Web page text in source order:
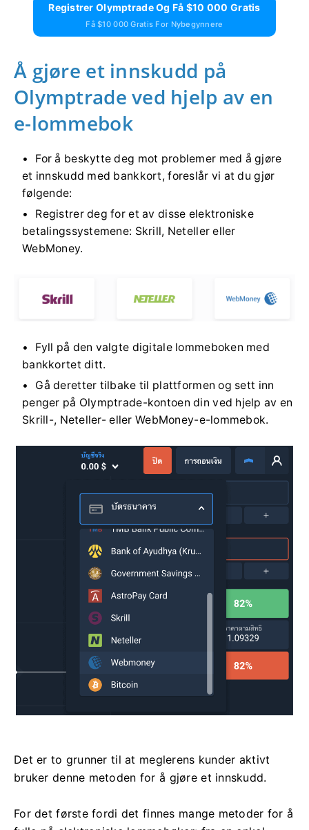
Registrer Olymptrade Og Få $10 000 Gratis
Få $10 000 Gratis For Nybegynnere
Å gjøre et innskudd på
Olymptrade ved hjelp av en
e-lommebok
For å beskytte deg mot problemer med å gjøre
et innskudd med bankkort, foreslår vi at du gjør
følgende:
Registrer deg for et av disse elektroniske
betalingssystemene: Skrill, Neteller eller
WebMoney.
Fyll på den valgte digitale lommeboken med
bankkortet ditt.
Gå deretter tilbake til plattformen og sett inn
penger på Olymptrade-kontoen din ved hjelp av en
Skrill-, Neteller- eller WebMoney-e-lommebok.
Det er to grunner til at meglerens kunder aktivt
bruker denne metoden for å gjøre et innskudd.
For det første fordi det finnes mange metoder for å